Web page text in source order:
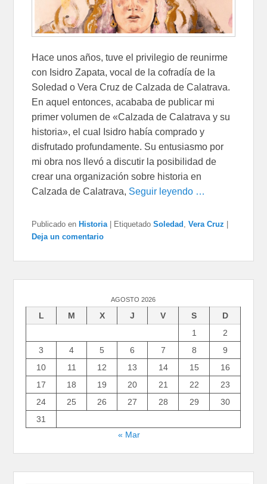
Hace unos años, tuve el privilegio de reunirme
con Isidro Zapata, vocal de la cofradía de la
Soledad o Vera Cruz de Calzada de Calatrava.
En aquel entonces, acababa de publicar mi
primer volumen de «Calzada de Calatrava y su
historia», el cual Isidro había comprado y
disfrutado profundamente. Su entusiasmo por
mi obra nos llevó a discutir la posibilidad de
crear una organización sobre historia en
Calzada de Calatrava, Seguir leyendo …
Publicado en Historia Etiquetado Soledad ,Vera Cruz
Deja un comentario
AGOSTO 2026
L M X J V S
D
1
2
3
4 5 6 7 8
9
10
11 12 13 14 15
16
17
18 19 20 21 22
23
24
25 26 27 28 29
30
31
« Mar